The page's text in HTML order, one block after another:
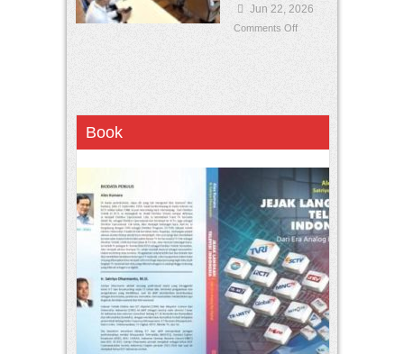
Jun 22, 2026
Comments Off
Book